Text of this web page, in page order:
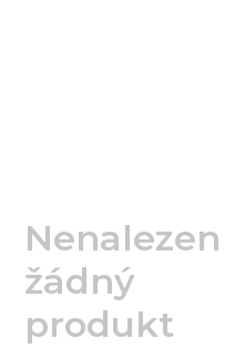
Nenalezen
žádný
produkt